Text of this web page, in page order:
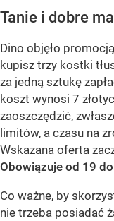
Tanie i dobre
Dino objęło
kupisz trzy kostki
za jedną sztukę
koszt wynosi 7
zaoszczędzić,
limitów, a czasu na
Wskazana oferta
Obowiązuje od 19
Co ważne, by
nie trzeba posiadać